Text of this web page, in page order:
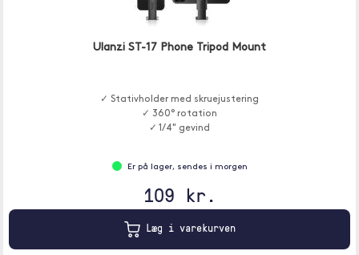
Ulanzi ST-17 Phone Tripod Mount
✓ Stativholder med skruejustering
✓ 360° rotation
✓ 1/4" gevind
Er på lager, sendes i morgen
109 kr.
Læg i varekurven